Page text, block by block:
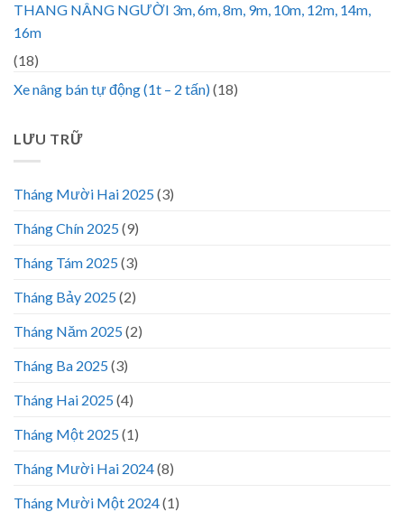
THANG NÂNG NGƯỜI 3m, 6m, 8m, 9m, 10m, 12m, 14m,
16m
(18)
Xe nâng bán tự động (1t – 2 tấn)(18)
LƯU TRỮ
Tháng Mười Hai 2025(3)
Tháng Chín 2025(9)
Tháng Tám 2025(3)
Tháng Bảy 2025(2)
Tháng Năm 2025(2)
Tháng Ba 2025(3)
Tháng Hai 2025(4)
Tháng Một 2025(1)
Tháng Mười Hai 2024(8)
Tháng Mười Một 2024(1)